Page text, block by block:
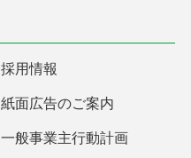
採用情報
紙面広告のご案内
一般事業主行動計画